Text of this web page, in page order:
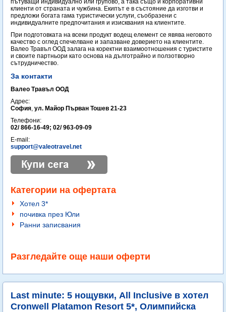
пътуващи индивидуално или групово, а така също и корпоративни
клиенти от страната и чужбина. Екипът е в състояние да изготви и
предложи богата гама туристически услуги, съобразени с
индивидуалните предпочитания и изисквания на клиентите.
При подготовката на всеки продукт водещ елемент се явява неговото
качество с оглед спечелване и запазване доверието на клиентите.
Валео Травъл ООД залага на коректни взаимоотношения с туристите
и своите партньори като основа на дълготрайно и ползотворно
сътрудничество.
За контакти
Валео Травъл ООД
Адрес:
София, ул. Майор Първан Тошев 21-23
Телефони:
02/ 866-16-49; 02/ 963-09-09
E-mail:
support@valeotravel.net
Категории на офертата
Хотел 3*
почивка през Юли
Ранни записвания
Разгледайте още наши оферти
Last minute: 5 нощувки, All Inclusive в хотел
Cronwell Platamon Resort 5*, Олимпийска